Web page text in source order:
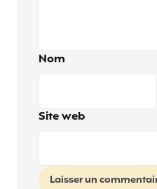
Nom
Site web